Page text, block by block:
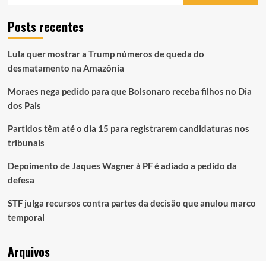
Posts recentes
Lula quer mostrar a Trump números de queda do
desmatamento na Amazônia
Moraes nega pedido para que Bolsonaro receba filhos no Dia
dos Pais
Partidos têm até o dia 15 para registrarem candidaturas nos
tribunais
Depoimento de Jaques Wagner à PF é adiado a pedido da
defesa
STF julga recursos contra partes da decisão que anulou marco
temporal
Arquivos